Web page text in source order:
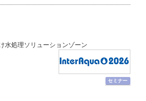
水処理ソリューションゾーン
セミナー